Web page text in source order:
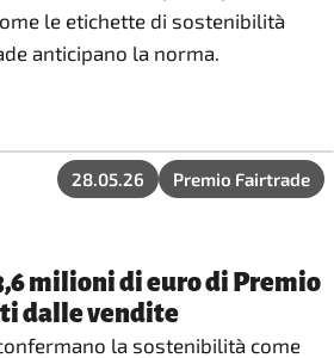
le etichette di sostenibilità
anticipano la norma.
28.05.26 Premio Fairtrade
milioni di euro di Premio
dalle vendite
la sostenibilità come